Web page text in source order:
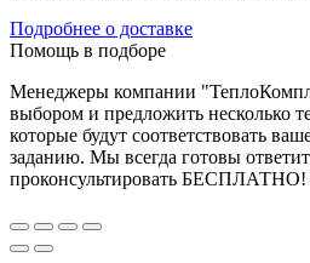
Подробнее о доставке
Помощь в подборе
Менеджеры компании
выбором и предложить несколько
которые будут соответствовать
заданию. Мы всегда готовы
проконсультировать БЕСПЛАТНО!